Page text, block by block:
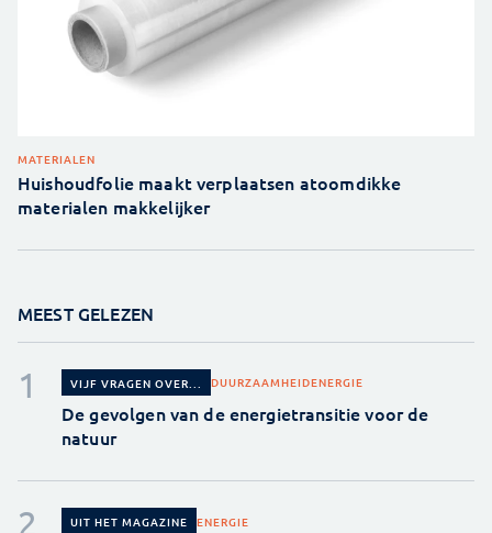
MATERIALEN
Huishoudfolie maakt verplaatsen atoomdikke
materialen makkelijker
MEEST GELEZEN
VIJF VRAGEN OVER... DUURZAAMHEIDENERGIE
De gevolgen van de energietransitie voor de
natuur
UIT HET MAGAZINE ENERGIE